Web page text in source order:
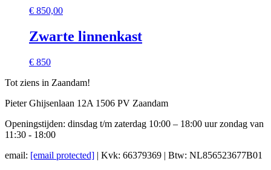
€ 850,00
Zwarte linnenkast
€ 850
Tot ziens in Zaandam!
Pieter Ghijsenlaan 12A 1506 PV Zaandam
Openingstijden: dinsdag t/m zaterdag 10:00 – 18:00 uur zondag van
11:30 - 18:00
email: [email protected] | Kvk: 66379369 | Btw: NL856523677B01